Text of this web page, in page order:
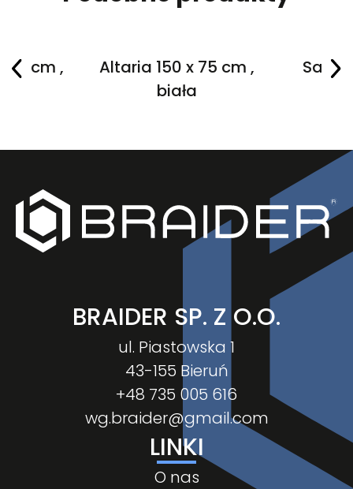
80 cm ,
Altaria 150 x 75 cm ,
biała
BRAIDER SP. Z O.O.
ul. Piastowska 1
43-155 Bieruń
+48 735 005 616
wg.braider@gmail.com
LINKI
O nas